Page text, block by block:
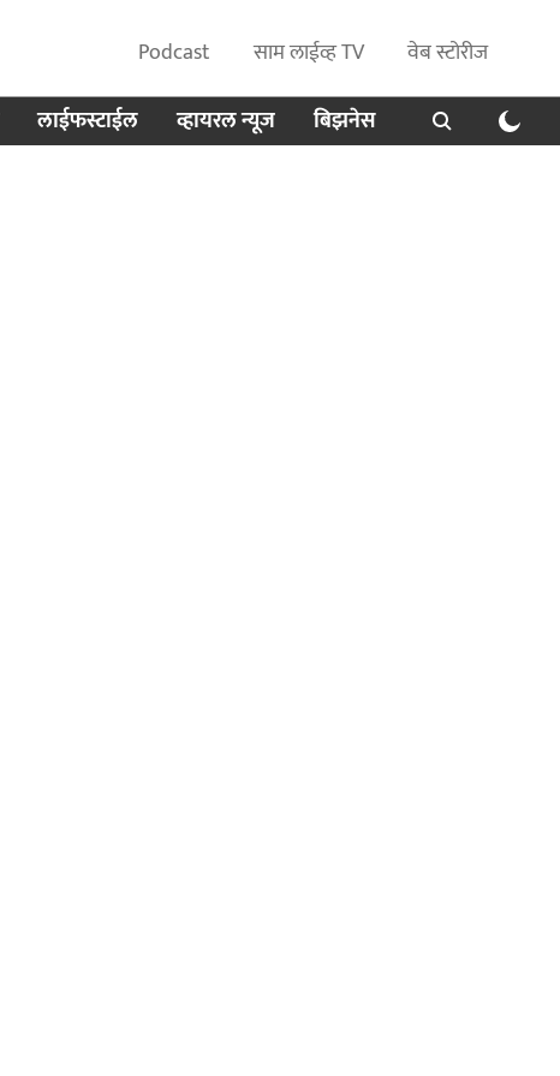
Podcast साम लाईव्ह TV
वेब स्टोरीज
लाईफस्टाईल व्हायरल न्यूज बिझनेस